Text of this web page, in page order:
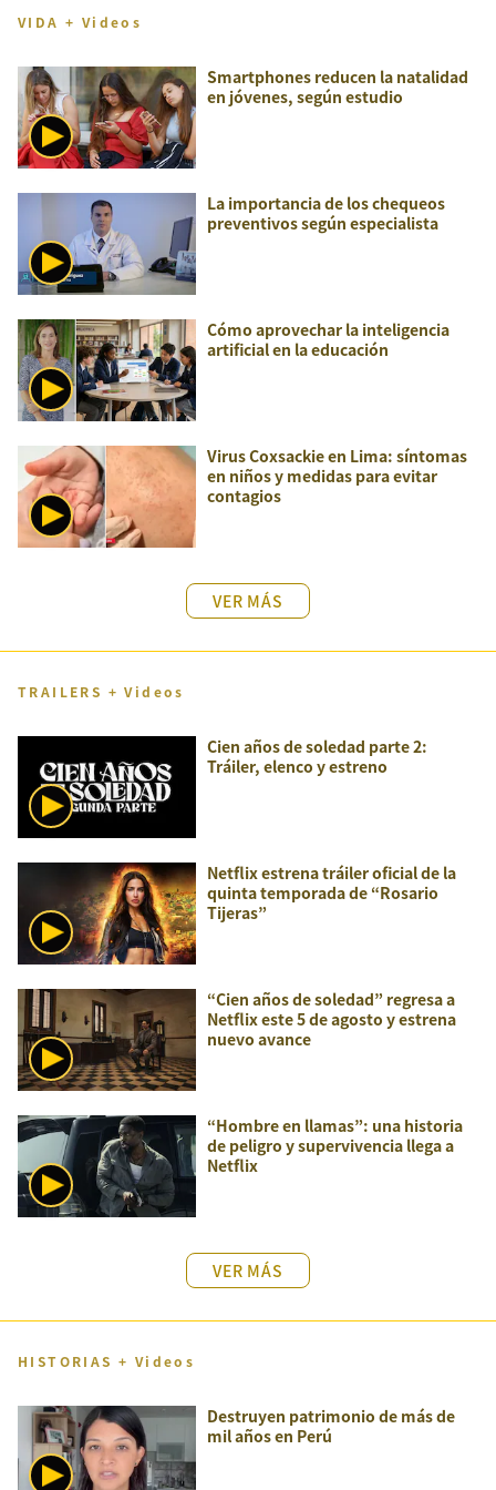
VIDA + Videos
Smartphones reducen la natalidad
en jóvenes, según estudio
La importancia de los chequeos
preventivos según especialista
Cómo aprovechar la inteligencia
artificial en la educación
Virus Coxsackie en Lima: síntomas
en niños y medidas para evitar
contagios
VER MÁS
TRAILERS + Videos
Cien años de soledad parte 2:
Tráiler, elenco y estreno
Netflix estrena tráiler oficial de la
quinta temporada de “Rosario
Tijeras”
“Cien años de soledad” regresa a
Netflix este 5 de agosto y estrena
nuevo avance
“Hombre en llamas”: una historia
de peligro y supervivencia llega a
Netflix
VER MÁS
HISTORIAS + Videos
Destruyen patrimonio de más de
mil años en Perú